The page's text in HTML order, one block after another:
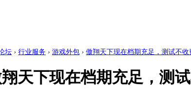
坛 › 行业服务 › 游戏外包 › 傲翔天下现在档期充足，测试不收
天下现在档期充足，测